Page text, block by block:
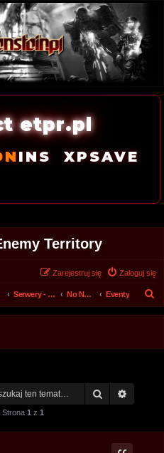
etpr.pl
INS XPSAVE
Territory
Zaloguj się
Zarejestruj się
Serwery - Archiwa No Name Server #2 Eventy
Szukaj
Strona 1 z 1